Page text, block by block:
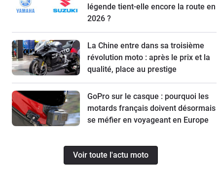
légende tient-elle encore la route en
2026 ?
La Chine entre dans sa troisième
révolution moto : après le prix et la
qualité, place au prestige
GoPro sur le casque : pourquoi les
motards français doivent désormais
se méfier en voyageant en Europe
Voir toute l'actu moto